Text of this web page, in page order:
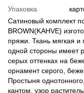
Упаковка
Сатиновый комплект
BROWN(KAHVE)
пряжи. Ткань мягкая
одной стороны имеет
серых оттенках на
орнамент серого,
Простыня
кантом, узор